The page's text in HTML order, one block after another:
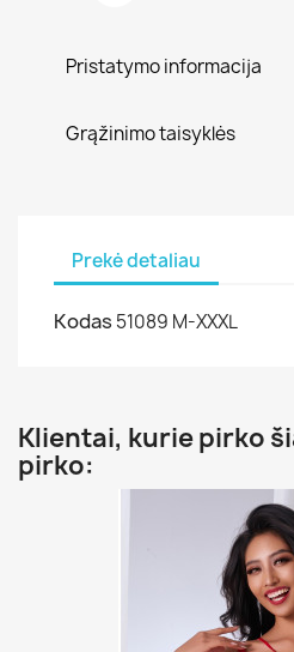
Pristatymo informacija
Grąžinimo taisyklės
Prekė detaliau
Kodas 51089 M-XXXL
Klientai, kurie pirko
pirko: